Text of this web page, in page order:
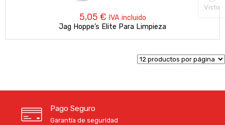
5,05 € IVA incluido
Jag Hoppe’s Elite Para Limpieza
Pago Seguro
Garantía de seguridad
Visto